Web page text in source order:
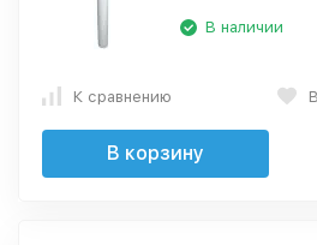
В наличии
К сравнению
В корзину